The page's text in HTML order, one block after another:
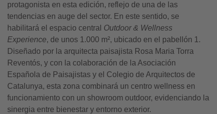
protagonista en esta edición, reflejo de una de las
tendencias en auge del sector. En este sentido, se
habilitará el espacio central Outdoor & Wellness
Experience, de unos 1.000 m², ubicado en el pabellón 1.
Diseñado por la arquitecta paisajista Rosa Maria Torra
Reventós, y con la colaboración de la Asociación
Española de Paisajistas y el Colegio de Arquitectos de
Catalunya, esta zona combinará un centro wellness en
funcionamiento con un showroom outdoor, evidenciando la
sinergia entre bienestar y entorno exterior.